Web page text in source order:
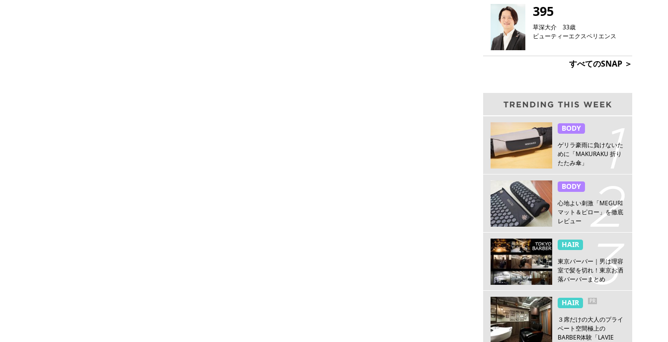
395
草深大介 33歳
ビューティーエクスペリエンス
すべてのSNAP ＞
BODY
ゲリラ豪雨に負けないた
めに「MAKURAKU 折り
たたみ傘」
BODY
心地よい刺激「MEGURI
マット＆ピロー」を徹底
レビュー
HAIR
東京バーバー｜男は理容
室で髪を切れ！東京お洒
落バーバーまとめ
HAIR PR
３席だけの大人のプライ
ベート空間極上の
BARBER体験「LAVIE